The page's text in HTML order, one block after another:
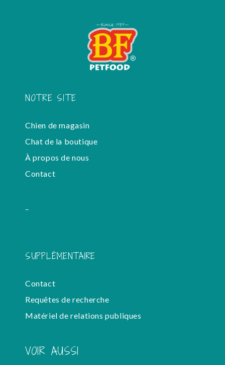
NOTRE SITE
Chien de magasin
Chat de la boutique
À propos de nous
Contact
-
SUPPLÉMENTAIRE
Contact
Requêtes de recherche
Matériel de relations publiques
VOIR AUSSI